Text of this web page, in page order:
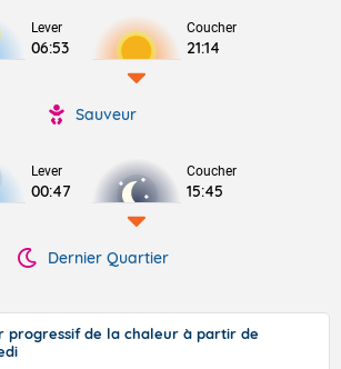
Lever
06:53
Coucher
21:14
Sauveur
Lever
00:47
Coucher
15:45
Dernier Quartier
progressif de la chaleur à partir de